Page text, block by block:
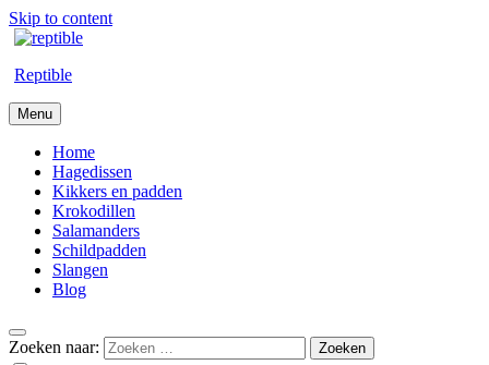
Skip to content
Reptible
Menu
Home
Hagedissen
Kikkers en padden
Krokodillen
Salamanders
Schildpadden
Slangen
Blog
Zoeken naar: